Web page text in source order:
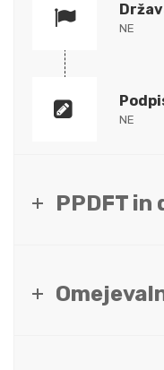
NE
NE
PPDFT in